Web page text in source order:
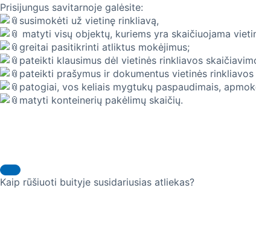
Prisijungus savitarnoje galėsite:
susimokėti už vietinę rinkliavą,
matyti visų objektų, kuriems yra skaičiuojama
greitai pasitikrinti atliktus mokėjimus;
pateikti klausimus dėl vietinės rinkliavos
pateikti prašymus ir dokumentus vietinės
patogiai, vos keliais mygtukų paspaudimais,
matyti konteinerių pakėlimų skaičių.
Kaip rūšiuoti buityje susidariusias atliekas?